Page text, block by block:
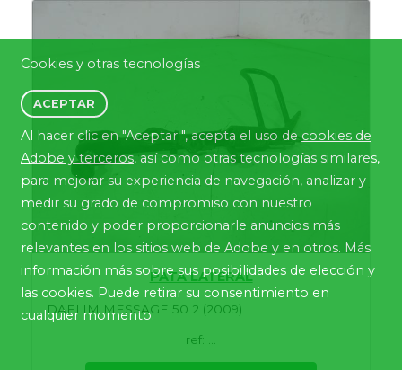
PATA LATERAL
DAELIM MESSAGE 50 2 (2009)
ref: ...
Cookies y otras tecnologías
ACEPTAR
Al hacer clic en "Aceptar ", acepta el uso de cookies de
Adobe y terceros, así como otras tecnologías similares,
para mejorar su experiencia de navegación, analizar y
medir su grado de compromiso con nuestro
contenido y poder proporcionarle anuncios más
relevantes en los sitios web de Adobe y en otros. Más
información más sobre sus posibilidades de elección y
las cookies. Puede retirar su consentimiento en
cualquier momento.